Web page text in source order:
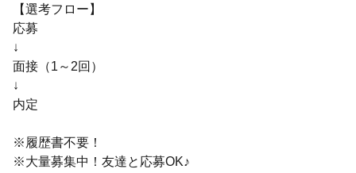
【選考フロー】
応募
↓
面接（1～2回）
↓
内定
※履歴書不要！
※大量募集中！友達と応募OK♪